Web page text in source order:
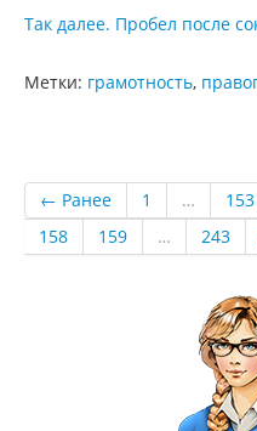
Так далее. Пробел после
Метки: грамотность,
← Ранее 1 … 153
158
159 … 243